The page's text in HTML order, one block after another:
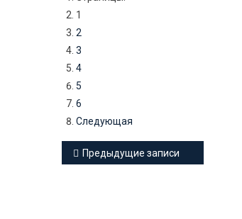
1
2
3
4
5
6
Следующая
Навигация
Предыдущие записи